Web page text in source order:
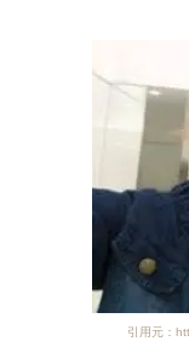
引用元：